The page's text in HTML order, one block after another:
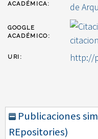
ACADÉMICA:
de
GOOGLE
ACADÉMICO:
URI: http://
Publicaciones
REpositories)